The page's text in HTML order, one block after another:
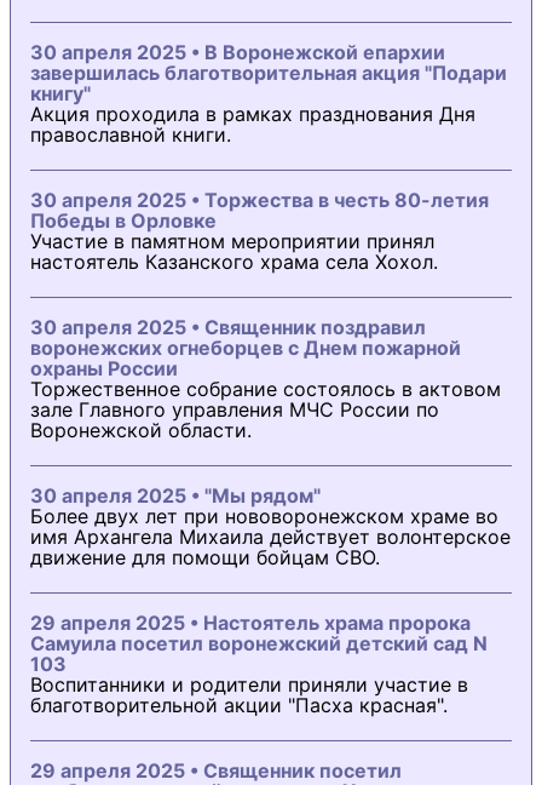
30 апреля 2025 • В Воронежской епархии
завершилась благотворительная акция "Подари
книгу"
Акция проходила в рамках празднования Дня
православной книги.
30 апреля 2025 • Торжества в честь 80-летия
Победы в Орловке
Участие в памятном мероприятии принял
настоятель Казанского храма села Хохол.
30 апреля 2025 • Священник поздравил
воронежских огнеборцев с Днем пожарной
охраны России
Торжественное собрание состоялось в актовом
зале Главного управления МЧС России по
Воронежской области.
30 апреля 2025 • "Мы рядом"
Более двух лет при нововоронежском храме во
имя Архангела Михаила действует волонтерское
движение для помощи бойцам СВО.
29 апреля 2025 • Настоятель храма пророка
Самуила посетил воронежский детский сад N
103
Воспитанники и родители приняли участие в
благотворительной акции "Пасха красная".
29 апреля 2025 • Священник посетил